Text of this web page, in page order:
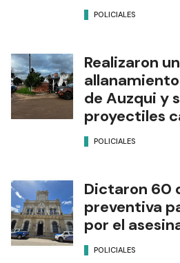
POLICIALES
Realizaron
de Auzqui y
proyectiles
POLICIALES
Dictaron 60
preventiva
por el
POLICIALES